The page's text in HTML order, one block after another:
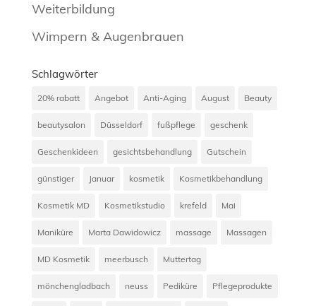
Weiterbildung
Wimpern & Augenbrauen
Schlagwörter
20% rabatt Angebot Anti-Aging August Beauty
beautysalon Düsseldorf fußpflege geschenk
Geschenkideen gesichtsbehandlung Gutschein
günstiger Januar kosmetik Kosmetikbehandlung
Kosmetik MD Kosmetikstudio krefeld Mai
Maniküre Marta Dawidowicz massage Massagen
MD Kosmetik meerbusch Muttertag
mönchengladbach neuss Pediküre Pflegeprodukte